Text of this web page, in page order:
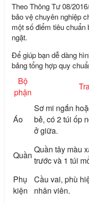
Theo Thông Tư 08/
bảo vệ chuyên nghiệp
một số điểm tiêu chuẩn
ngặt.
Để giúp bạn dễ dàng
bảng tổng hợp quy
Bộ
phận
Áo
Sơ mi ngắn
bẻ, có 2 túi ốp
ở giữa.
Quần
Quần tây màu
trước và 1 túi
Phụ
kiện
Cầu vai, phù
nhân viên.